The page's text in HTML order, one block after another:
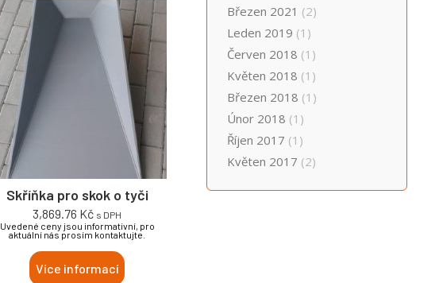
Skříňka pro skok o tyči
3,869.76 Kč s DPH
Uvedené ceny jsou informativní, pro
aktuální nás prosím kontaktujte.
Více informací
Březen 2021 (2)
Leden 2019 (1)
Červen 2018 (1)
Květen 2018 (1)
Březen 2018 (1)
Únor 2018 (1)
Říjen 2017 (1)
Květen 2017 (2)